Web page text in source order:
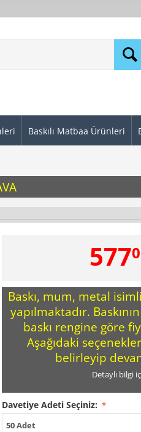
Baskılı Matbaa Ürünleri
577
Baskı, mum, metal
yapılmaktadır.
baskı rengine göre
Aşağıdaki
belirleyip
Detaylı bilgi
Davetiye Adeti Seçiniz:
50 Adet